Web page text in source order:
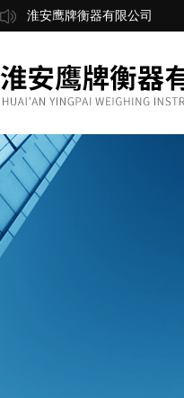
淮安鹰牌衡器有限公司